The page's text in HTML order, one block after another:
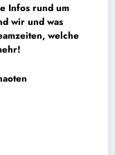
Infos rund um
wir und was
welche